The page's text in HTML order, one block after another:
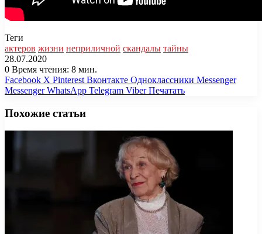
Теги
актеров жизни неприличной скандалы тайны
28.07.2020
0 Время чтения: 8 мин.
Facebook X Pinterest Вконтакте Одноклассники Messenger
Messenger WhatsApp Telegram Viber Печатать
Похожие статьи